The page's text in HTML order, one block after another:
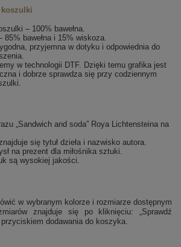
koszulki
– 100% bawełna.
85% bawełna i 15% wiskoza.
przyjemna w dotyku i odpowiednia do
w technologii DTF. Dzięki temu grafika jest
i dobrze sprawdza się przy codziennym
„Sandwich and soda” Roya Lichtensteina na
się tytuł dzieła i nazwisko autora.
na prezent dla miłośnika sztuki.
są wysokiej jakości.
w wybranym kolorze i rozmiarze dostępnym
znajduje się po kliknięciu: „Sprawdź
dodawania do koszyka.